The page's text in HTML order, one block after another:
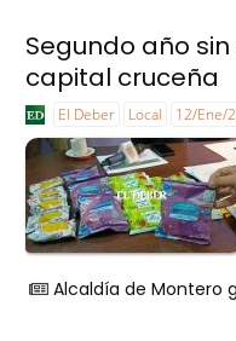
Segundo año
capital cruceña
El Deber Local 12/Ene/
Alcaldía de Montero